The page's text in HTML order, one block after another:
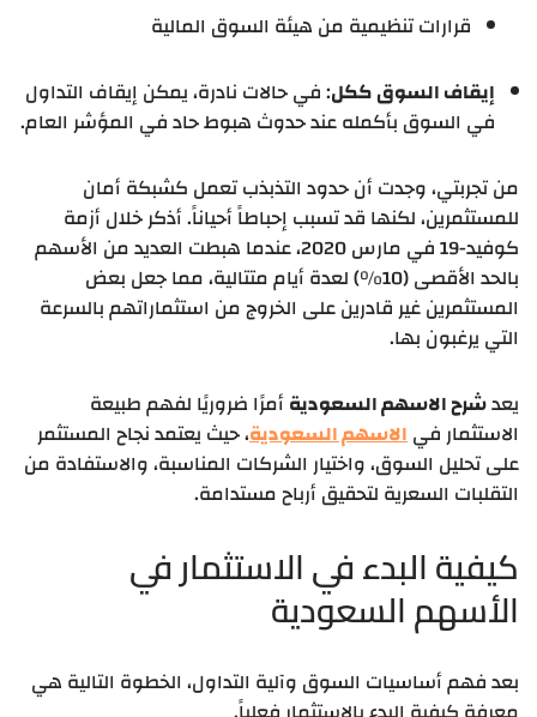
قرارات تنظيمية من هيئة السوق المالية
إيقاف السوق ككل: في حالات نادرة، يمكن إيقاف التداول
في السوق بأكمله عند حدوث هبوط حاد في المؤشر العام.
من تجربتي، وجدت أن حدود التذبذب تعمل كشبكة أمان
للمستثمرين، لكنها قد تسبب إحباطاً أحياناً. أذكر خلال أزمة
كوفيد-19 في مارس 2020، عندما هبطت العديد من الأسهم
بالحد الأقصى (10%) لعدة أيام متتالية، مما جعل بعض
المستثمرين غير قادرين على الخروج من استثماراتهم بالسرعة
التي يرغبون بها.
يعدشرح الاسهم السعودية أمرًا ضروريًا لفهم طبيعة
الاستثمار فيالاسهم السعودية، حيث يعتمد نجاح المستثمر
على تحليل السوق، واختيار الشركات المناسبة، والاستفادة من
التقلبات السعرية لتحقيق أرباح مستدامة.
كيفية البدء في الاستثمار في
الأسهم السعودية
بعد فهم أساسيات السوق وآلية التداول، الخطوة التالية هي